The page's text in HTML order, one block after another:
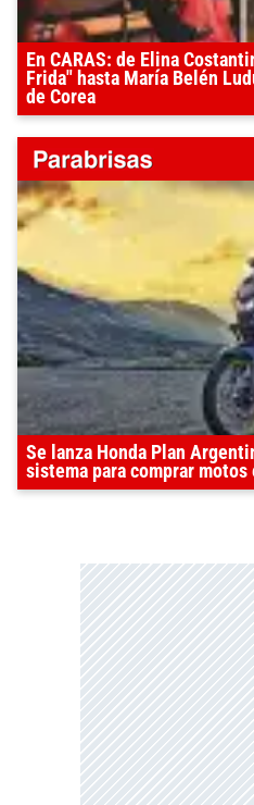
En CARAS: de Elina
Frida" hasta María Belén
de Corea
Se lanza Honda Plan
sistema para comprar motos